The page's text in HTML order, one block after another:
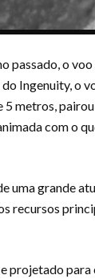
passado, o
Ingenuity, o
metros,
com o
uma grande
recursos
projetado